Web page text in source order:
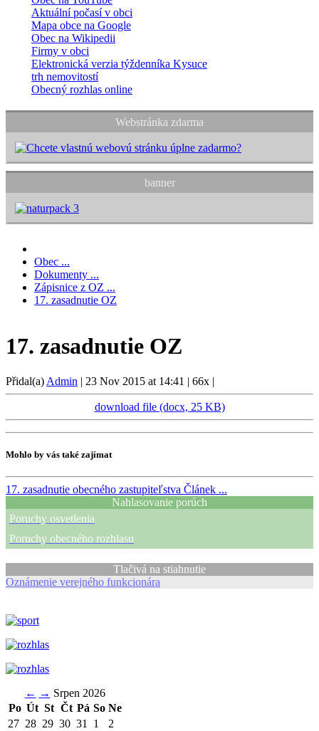
Aktuální počasí v obci
Mapa obce na Google
Obec na Wikipedii
Firmy v obci
Elektronická verzia týždenníka Kysuce
trh nemovitostí
Obecný rozhlas online
Webstránka zdarma
banner
Obec ...
Dokumenty ...
Zápisnice z OZ ...
17. zasadnutie OZ
17. zasadnutie OZ
Přidal(a) Admin | 23 Nov 2015 at 14:41 | 66x |
download file (docx, 25 KB)
Mohlo by vás také zajímat
17. zasadnutie obecného zastupiteľstva Článek ...
Nahlasovanie porúch
Poruchy osvetlenia
Poruchy obecného rozhlasu
Tlačivá na stiahnutie
Oznámenie verejného funkcionára
← → Srpen 2026
Po Út St Čt Pá So Ne
27 28 29 30 31 1
2